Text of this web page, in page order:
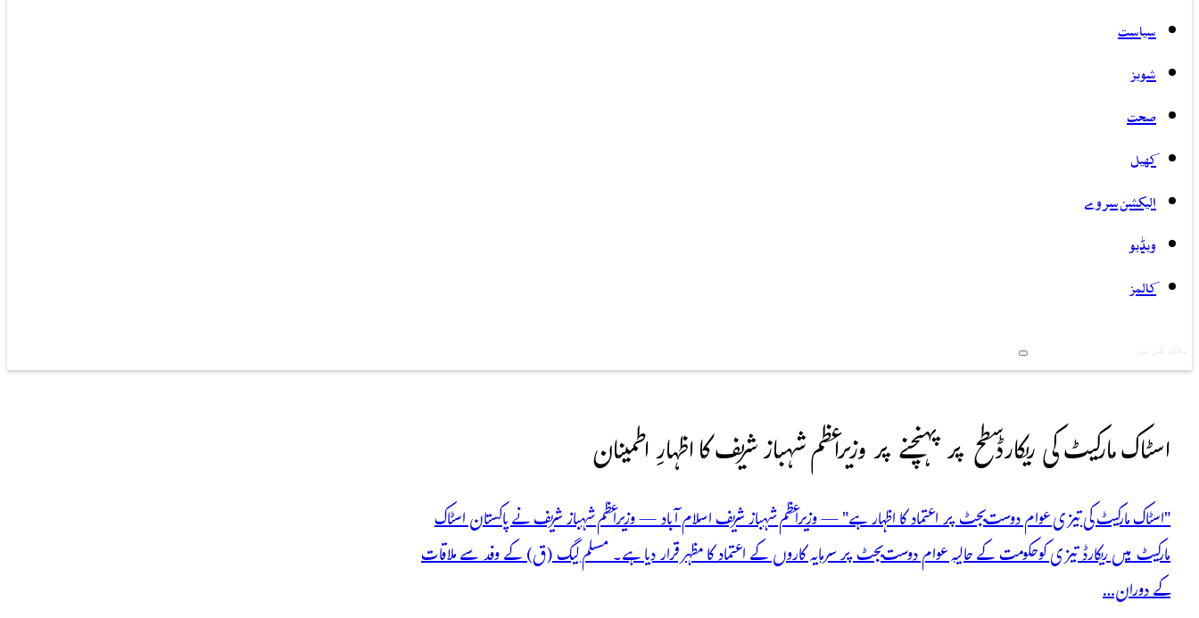
سیاست
شوبز
صحت
کھیل
الیکشن سروے
ویڈیو
کالمز
Search
اسٹاک مارکیٹ کی ریکارڈ سطح پر پہنچنے پر وزیراعظم شہباز شریف کا اظہارِ اطمینان
"اسٹاک مارکیٹ کی تیزی عوام دوست بجٹ پر اعتماد کا اظہار ہے" — وزیراعظم شہباز شریف اسلام آباد — وزیراعظم شہباز شریف نے پاکستان اسٹاک
مارکیٹ میں ریکارڈ تیزی کو حکومت کے حالیہ عوام دوست بجٹ پر سرمایہ کاروں کے اعتماد کا مظہر قرار دیا ہے۔ مسلم لیگ (ق) کے وفد سے ملاقات
کے دوران…